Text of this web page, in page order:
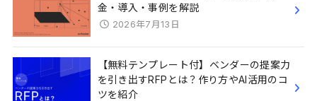
金・導入・事例を解説
2026年7月13日
【無料テンプレート付】ベンダーの提案力
を引き出すRFPとは？作り方やAI活用のコ
ツを紹介